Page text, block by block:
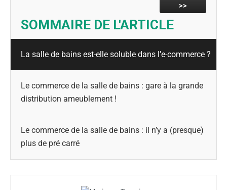
>>
SOMMAIRE DE L'ARTICLE
La salle de bains est-elle soluble dans l’e-commerce ?
Le commerce de la salle de bains : gare à la grande
distribution ameublement !
Le commerce de la salle de bains : il n’y a (presque)
plus de pré carré